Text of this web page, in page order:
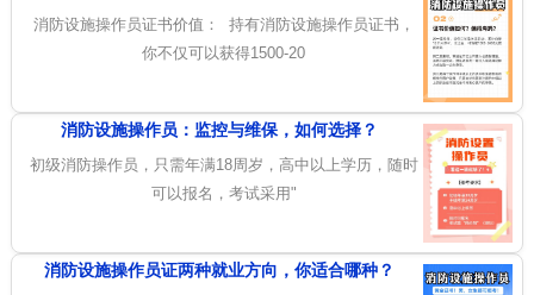
消防设施操作员证书价值： 持有消防设施操作员证书，
你不仅可以获得1500-20
消防设施操作员：监控与维保，如何选择？
初级消防操作员，只需年满18周岁，高中以上学历，随时
可以报名，考试采用"
消防设施操作员证两种就业方向，你适合哪种？